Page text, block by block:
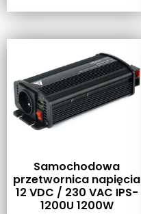
Samochodowa
przetwornica napięcia
12 VDC / 230 VAC IPS-
1200U 1200W